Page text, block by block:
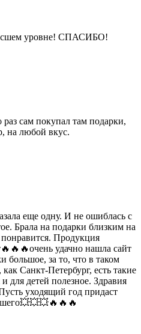
уровне! СПАСИБО!
сам покупал там подарки,
на любой вкус.
еще одну. И не ошиблась с
Брала на подарки близким на
Продукция
удачно нашла сайт
большое, за то, что в таком
Санкт-Петербург, есть такие
для детей полезное. Здравия
уходящий год придаст